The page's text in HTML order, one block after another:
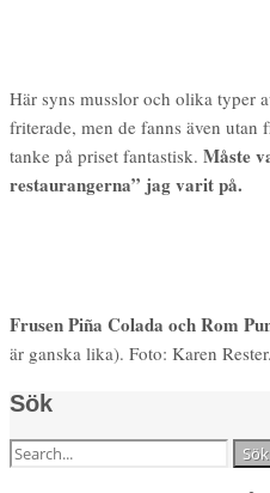
Här syns musslor och olika typer
friterade, men de fanns även
tanke på priset fantastisk. Måste
restaurangerna” jag varit på.
Frusen Piña Colada och Rom
är ganska lika). Foto: Karen Rester.
Sök
Sök